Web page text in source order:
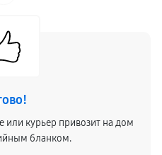
или курьер привозит на дом
бланком.